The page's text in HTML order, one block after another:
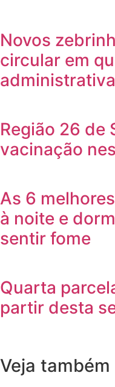
Novos
circular em
Região 26 de
vacinação
As 6
à noite e
sentir fome
Quarta
partir desta
Veja também